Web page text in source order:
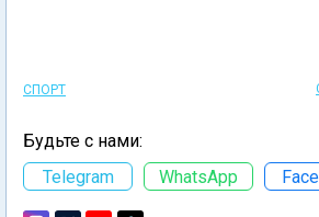
СПОРТ
Будьте с нами:
Telegram
WhatsApp